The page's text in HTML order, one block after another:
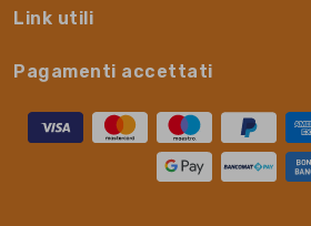
Link utili
Pagamenti accettati